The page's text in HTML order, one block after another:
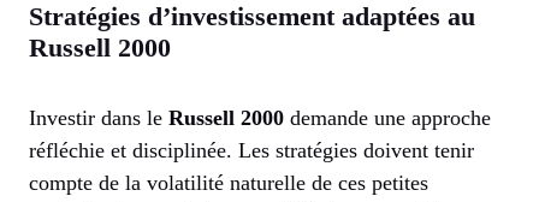
Stratégies d’investissement adaptées au
Russell 2000
Investir dans le Russell 2000 demande une approche
réfléchie et disciplinée. Les stratégies doivent tenir
compte de la volatilité naturelle de ces petites